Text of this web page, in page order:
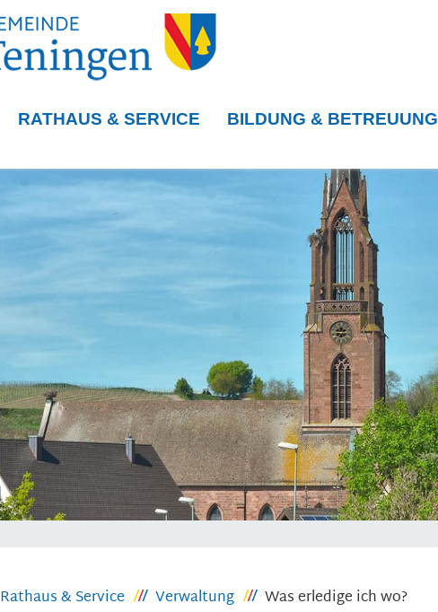
RATHAUS & SERVICE BILDUNG & BETREUUNG
Rathaus & Service Verwaltung Was erledige ich wo?